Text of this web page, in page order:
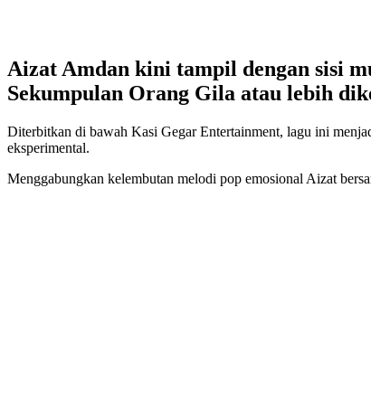
Aizat Amdan kini tampil dengan sisi
Sekumpulan Orang Gila atau lebih
Diterbitkan di bawah Kasi Gegar Entertainment, lagu ini
eksperimental.
Menggabungkan kelembutan melodi pop emosional Aizat